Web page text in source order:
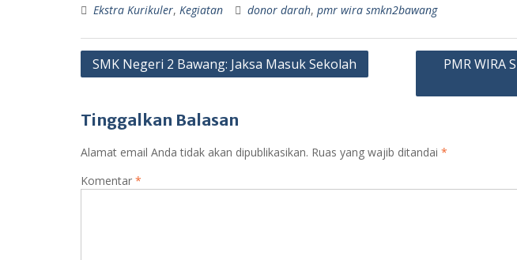
Ekstra Kurikuler, Kegiatan donor darah, pmr wira smkn2bawang
SMK Negeri 2 Bawang: Jaksa Masuk Sekolah
PMR WIRA
Tinggalkan Balasan
Alamat email Anda tidak akan dipublikasikan. Ruas yang wajib ditandai *
Komentar *